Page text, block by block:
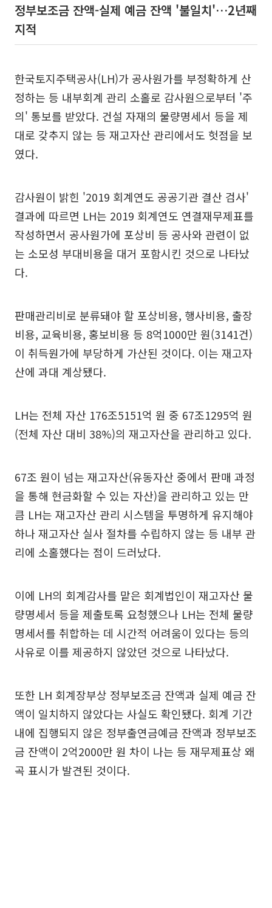
정부보조금 잔액-실제 예금 잔액 '불일치'…2년째
지적
한국토지주택공사(LH)가 공사원가를 부정확하게 산
정하는 등 내부회계 관리 소홀로 감사원으로부터 '주
의' 통보를 받았다. 건설 자재의 물량명세서 등을 제
대로 갖추지 않는 등 재고자산 관리에서도 헛점을 보
였다.
감사원이 밝힌 '2019 회계연도 공공기관 결산 검사'
결과에 따르면 LH는 2019 회계연도 연결재무제표를
작성하면서 공사원가에 포상비 등 공사와 관련이 없
는 소모성 부대비용을 대거 포함시킨 것으로 나타났
다.
판매관리비로 분류돼야 할 포상비용, 행사비용, 출장
비용, 교육비용, 홍보비용 등 8억1000만 원(3141건)
이 취득원가에 부당하게 가산된 것이다. 이는 재고자
산에 과대 계상됐다.
LH는 전체 자산 176조5151억 원 중 67조1295억 원
(전체 자산 대비 38%)의 재고자산을 관리하고 있다.
67조 원이 넘는 재고자산(유동자산 중에서 판매 과정
을 통해 현금화할 수 있는 자산)을 관리하고 있는 만
큼 LH는 재고자산 관리 시스템을 투명하게 유지해야
하나 재고자산 실사 절차를 수립하지 않는 등 내부 관
리에 소홀했다는 점이 드러났다.
이에 LH의 회계감사를 맡은 회계법인이 재고자산 물
량명세서 등을 제출토록 요청했으나 LH는 전체 물량
명세서를 취합하는 데 시간적 어려움이 있다는 등의
사유로 이를 제공하지 않았던 것으로 나타났다.
또한 LH 회계장부상 정부보조금 잔액과 실제 예금 잔
액이 일치하지 않았다는 사실도 확인됐다. 회계 기간
내에 집행되지 않은 정부출연금예금 잔액과 정부보조
금 잔액이 2억2000만 원 차이 나는 등 재무제표상 왜
곡 표시가 발견된 것이다.